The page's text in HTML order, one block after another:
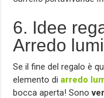
6. Idee
Arredo
Se il fine del regalo è
elemento diarredo
bocca aperta! Sono